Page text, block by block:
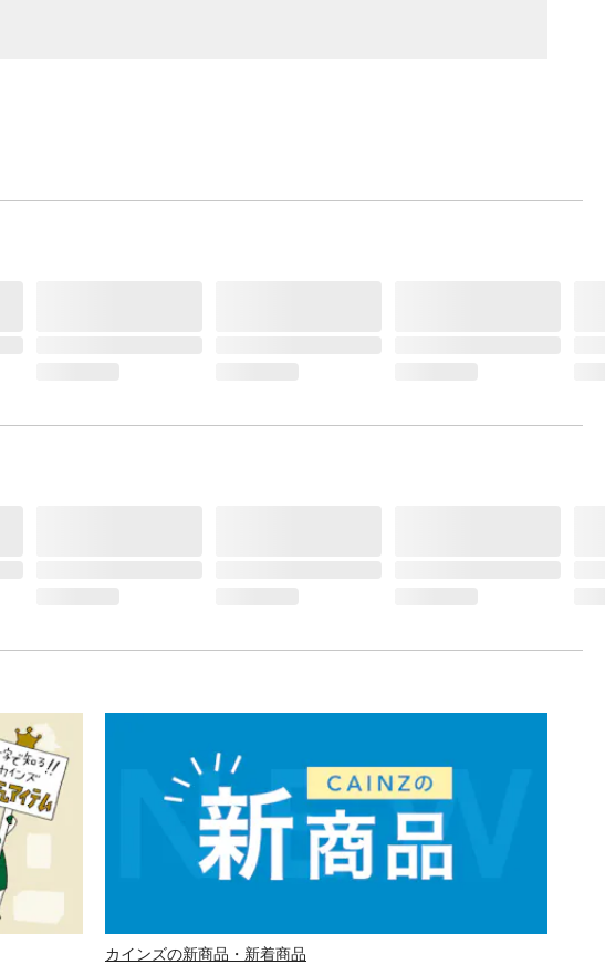
カインズの新商品・新着商品